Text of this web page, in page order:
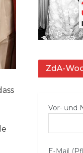
ZdA-
Vor- und
E‑Mail